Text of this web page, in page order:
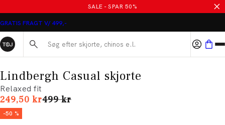
SALE - SPAR 50%
GRATIS FRAGT V/ 499,-
Søg her...
Lindbergh Casual skjorte
Relaxed fit
249,50 krI alt (uden rabat)
499 kr
-50 %